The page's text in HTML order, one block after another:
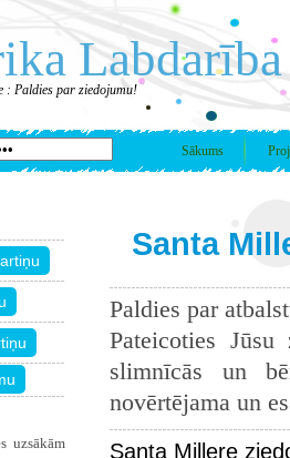
Labdarība
: Paldies par ziedojumu!
Sākums
uzsākām
Santa
Paldies par
Pateicoties
slimnīcās un
novērtējama un
Santa Millere